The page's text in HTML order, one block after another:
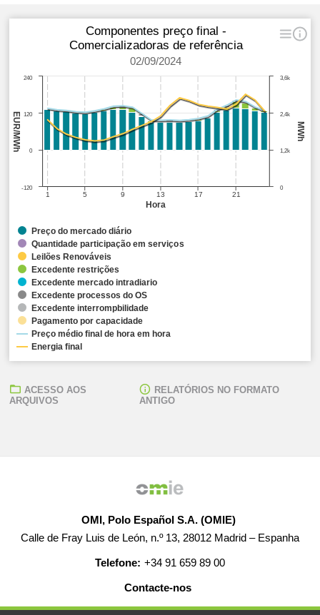
Hora
MWh
EUR/MWh
Componentes preço final -
Comercializadoras de referência
02/09/2024
1 5 9 13 17 21
0
2,4k
1,2k
3,6k
0
240
-120
120
Preço do mercado diário
Quantidade participação em serviços
Leilões Renováveis
Excedente restrições
Excedente mercado intradiario
Excedente processos do OS
Excedente interrompbilidade
Pagamento por capacidade
Preço médio final de hora em hora
Energia final
ACESSO AOS
ARQUIVOS
RELATÓRIOS NO FORMATO
ANTIGO
OMI, Polo Español S.A. (OMIE)
Calle de Fray Luis de León, n.º 13, 28012 Madrid – Espanha
Telefone: +34 91 659 89 00
Contacte-nos